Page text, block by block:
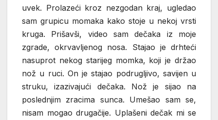
uvek. Prolazeći kroz nezgodan kraj, ugledao
sam grupicu momaka kako stoje u nekoj vrsti
kruga. Prišavši, video sam dečaka iz moje
zgrade, okrvavljenog nosa. Stajao je drhteći
nasuprot nekog starijeg momka, koji je držao
nož u ruci. On je stajao podrugljivo, savijen u
struku, izazivajući dečaka. Nož je sijao na
poslednjim zracima sunca. Umešao sam se,
nisam mogao drugačije. Uplašeni dečak mi se